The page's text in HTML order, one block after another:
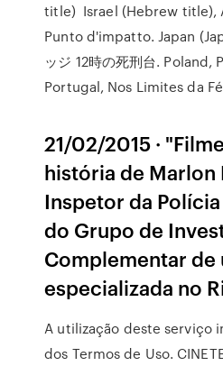
title) Israel (Hebrew title),
Punto d'impatto. Japan
ッジ 12時の死刑台. Poland,
Portugal, Nos Limites da
21/02/2015 ·
história de Marlon
Inspetor da
do Grupo de
Complementar de
especializada no
A utilização deste serviço
dos Termos de Uso.